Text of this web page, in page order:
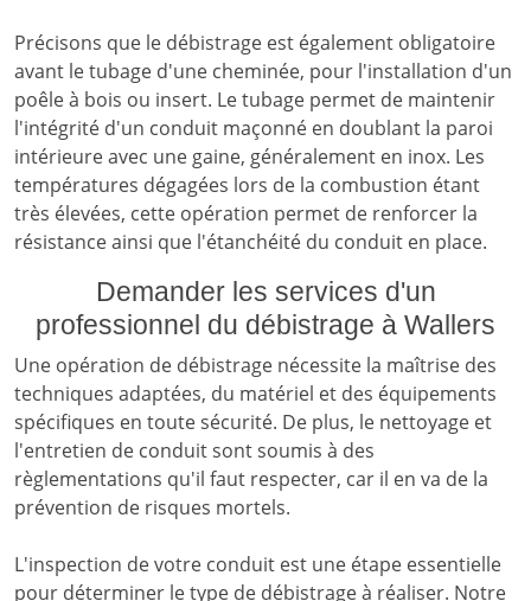
Précisons que le débistrage est également obligatoire
avant le tubage d'une cheminée, pour l'installation d'un
poêle à bois ou insert. Le tubage permet de maintenir
l'intégrité d'un conduit maçonné en doublant la paroi
intérieure avec une gaine, généralement en inox. Les
températures dégagées lors de la combustion étant
très élevées, cette opération permet de renforcer la
résistance ainsi que l'étanchéité du conduit en place.
Demander les services d'un
professionnel du débistrage à Wallers
Une opération de débistrage nécessite la maîtrise des
techniques adaptées, du matériel et des équipements
spécifiques en toute sécurité. De plus, le nettoyage et
l'entretien de conduit sont soumis à des
règlementations qu'il faut respecter, car il en va de la
prévention de risques mortels.
L'inspection de votre conduit est une étape essentielle
pour déterminer le type de débistrage à réaliser. Notre